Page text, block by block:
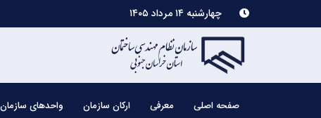
چهارشنبه ۱۴ مرداد ۱۴۰۵
صفحه اصلی معرفی ارکان سازمان واحدهای سازمان